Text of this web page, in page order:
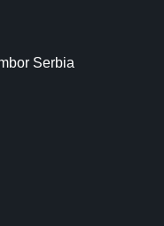
Serbia